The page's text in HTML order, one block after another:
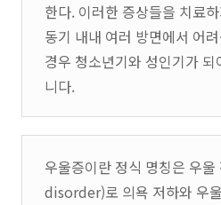
한다. 이러한 증상들을 치료
동기 내내 여러 방면에서 어
경우 청소년기와 성인기가
니다.
우울증이란 정식 명칭은 우
disorder)로 의욕 저하와 우